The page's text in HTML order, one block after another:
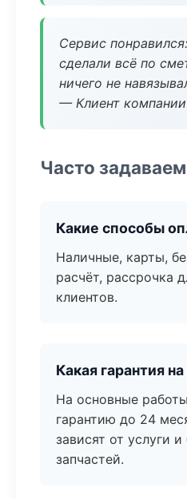
Сервис
сделали всё по
ничего не
— Клиент компании
Часто
Какие способы
Наличные, карты,
расчёт, рассрочка
клиентов.
Какая гарантия
На основные
гарантию до 24
зависят от услуги и
запчастей.